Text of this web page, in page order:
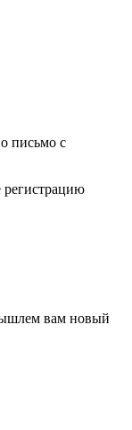
письмо с
регистрацию
вам новый